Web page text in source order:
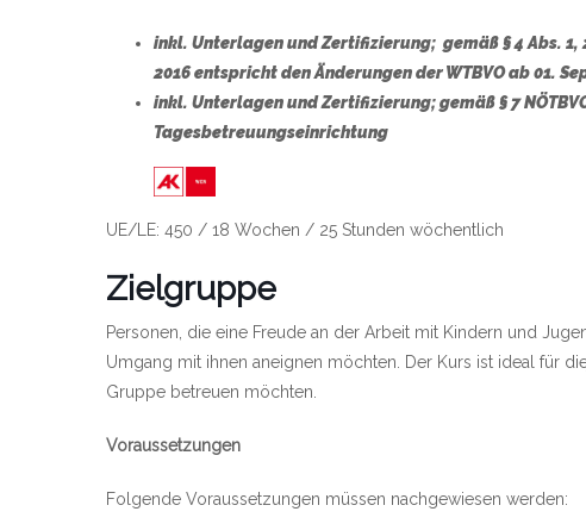
inkl. Unterlagen und Zertifizierung; gemäß § 4 Abs.
2016 entspricht den Änderungen der WTBVO ab 01.
inkl. Unterlagen und Zertifizierung;gemäß § 7
Tagesbetreuungseinrichtung
UE/LE: 450 / 18 Wochen / 25 Stunden wöchentlich
Zielgruppe
Personen, die eine Freude an der Arbeit mit Kindern und
Umgang mit ihnen aneignen möchten. Der Kurs ist ideal für
Gruppe betreuen möchten.
Voraussetzungen
Folgende Voraussetzungen müssen nachgewiesen werden: